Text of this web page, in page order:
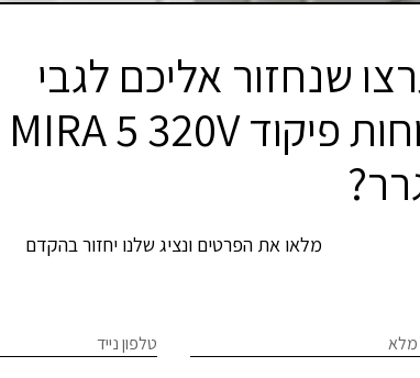
שנחזור אליכם לגבי
מלאו את הפרטים ונציג שלנו יחזור בהקדם
טלפון נייד